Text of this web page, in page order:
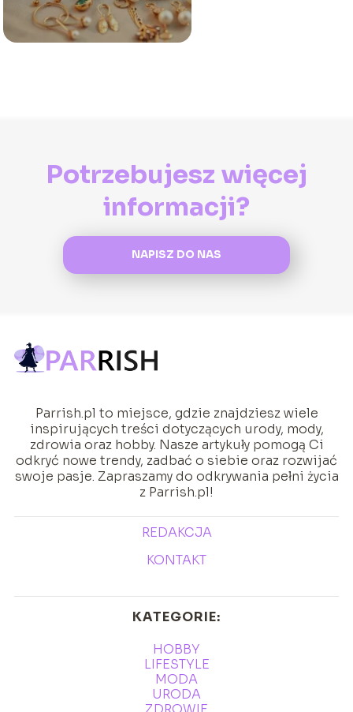
Potrzebujesz więcej
informacji?
NAPISZ DO NAS
Parrish.pl to miejsce, gdzie znajdziesz wiele
inspirujących treści dotyczących urody, mody,
zdrowia oraz hobby. Nasze artykuły pomogą Ci
odkryć nowe trendy, zadbać o siebie oraz rozwijać
swoje pasje. Zapraszamy do odkrywania pełni życia
z Parrish.pl!
REDAKCJA
KONTAKT
KATEGORIE:
HOBBY
LIFESTYLE
MODA
URODA